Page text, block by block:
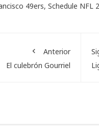
49ers, Schedule NFL
Anterior
El culebrón Gourriel